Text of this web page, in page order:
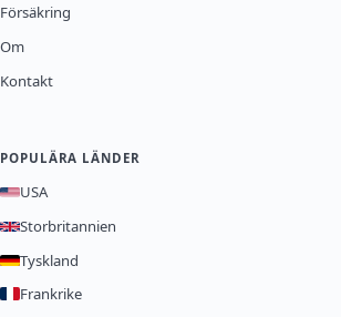
Försäkring
Om
Kontakt
POPULÄRA LÄNDER
USA
Storbritannien
Tyskland
Frankrike